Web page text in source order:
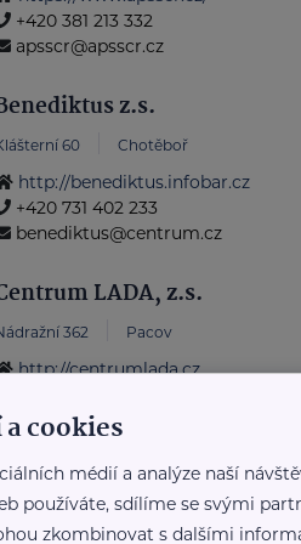
+420 381 213 332
apsscr@apsscr.cz
z.s.
60 Chotěboř
http://benediktus.infobar.cz
+420 731 402 233
benediktus@centrum.cz
LADA, z.s.
362 Pacov
http://centrumlada.cz
lada@centrumlada.cz
‹
cookies
médií a analýze naší
používáte, sdílíme se svými
zkombinovat s dalšími